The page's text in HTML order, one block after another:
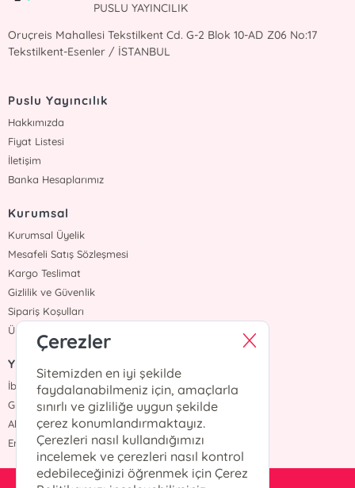
PUSLU YAYINCILIK
Oruçreis Mahallesi Tekstilkent Cd. G-2 Blok 10-AD Z06 No:17
Tekstilkent-Esenler / İSTANBUL
Puslu Yayıncılık
Hakkımızda
Fiyat Listesi
İletişim
Banka Hesaplarımız
Kurumsal
Kurumsal Üyelik
Mesafeli Satış Sözleşmesi
Kargo Teslimat
Gizlilik ve Güvenlik
Sipariş Koşulları
Üyelik Sözleşmesi
Yazarlar
İbrahim Balcı
Grimm Kardeşler
Ahmet Hür
Erdem Yücel
Çerezler
Sitemizden en iyi şekilde
faydalanabilmeniz için, amaçlarla
sınırlı ve gizliliğe uygun şekilde
çerez konumlandırmaktayız.
Çerezleri nasıl kullandığımızı
incelemek ve çerezleri nasıl kontrol
edebileceğinizi öğrenmek için Çerez